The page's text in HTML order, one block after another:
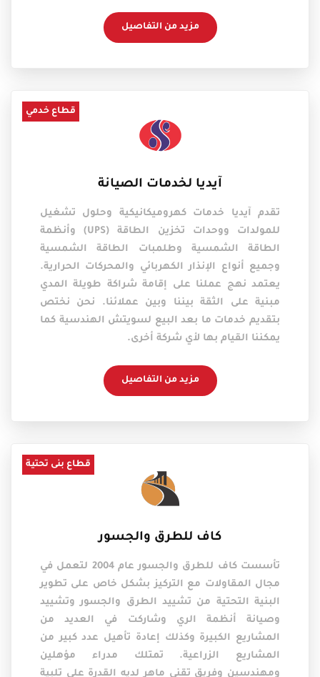
مزيد من التفاصيل
قطاع خدمي
آيديا لخدمات الصيانة
تقدم آيديا خدمات كهروميكانيكية وحلول تشغيل
للمولدات ووحدات تخزين الطاقة (UPS) وأنظمة
الطاقة الشمسية وطلمبات الطاقة الشمسية
وجميع أنواع الإنذار الكهربائي والمحركات الحرارية.
يعتمد نهج عملنا على إقامة شراكة طويلة المدي
مبنية على الثقة بيننا وبين عملائنا. نحن نختص
بتقديم خدمات ما بعد البيع لسويتش الهندسية كما
يمكننا القيام بها لأي شركة أخرى.
مزيد من التفاصيل
قطاع بنى تحتية
كاف للطرق والجسور
تأسست كاف للطرق والجسور عام 2004 لتعمل في
مجال المقاولات مع التركيز بشكل خاص على تطوير
البنية التحتية من تشييد الطرق والجسور وتشييد
وصيانة أنظمة الري وشاركت في العديد من
المشاريع الكبيرة وكذلك إعادة تأهيل عدد كبير من
المشاريع الزراعية. تمتلك مدراء مؤهلين
ومهندسين وفريق تقني ماهر لديه القدرة على تلبية